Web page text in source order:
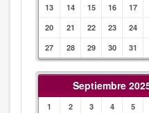
13
14 15 16 17
20
21 22 23 24
27
28 29 30 31
Septiembre
1 2 3 4 5